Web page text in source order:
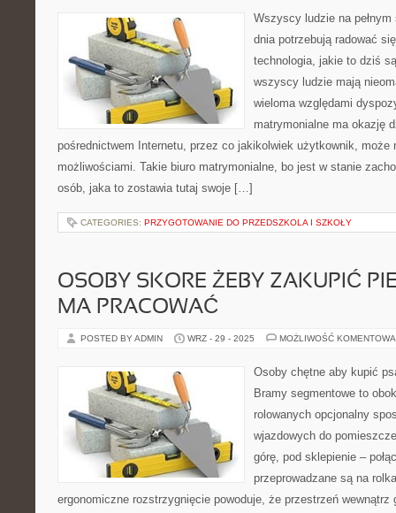
Wszyscy ludzie na
dnia potrzebują radować
technologia, jakie to dziś
wszyscy ludzie mają
wieloma względami
matrymonialne ma okazję
pośrednictwem Internetu, przez co jakikolwiek użytkownik, może
możliwościami. Takie biuro matrymonialne, bo jest w stanie
osób, jaka to zostawia tutaj swoje […]
CATEGORIES: PRZYGOTOWANIE DO PRZEDSZKOLA I SZKOŁY
OSOBY SKORE ŻEBY ZAKUPIĆ
MA PRACOWAĆ
POSTED BY ADMIN WRZ - 29 - 2025 MOŻLIWOŚĆ
Osoby chętne aby kupić
Bramy segmentowe to
rolowanych opcjonalny
wjazdowych do
górę, pod sklepienie –
przeprowadzane są na
ergonomiczne rozstrzygnięcie powoduje, że przestrzeń wewnątrz